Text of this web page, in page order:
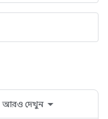
আরও দেখুন